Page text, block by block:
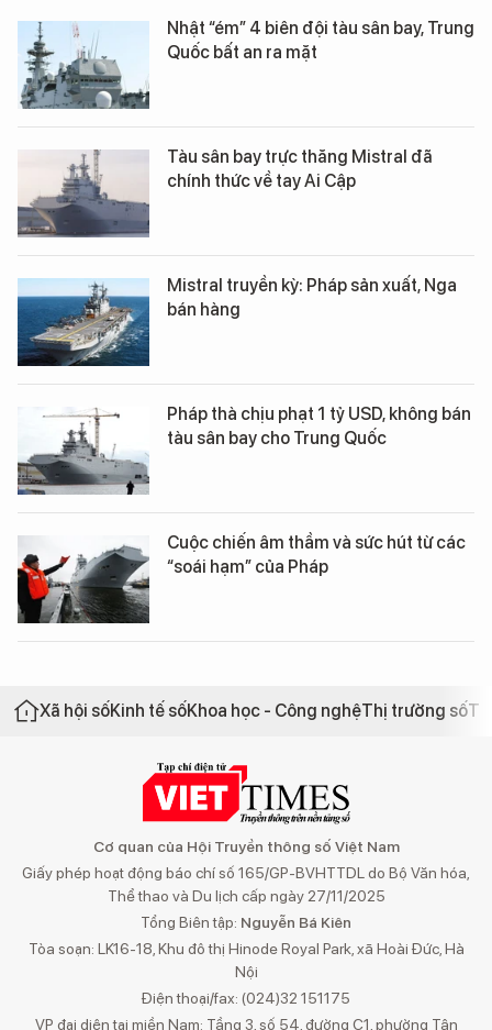
Nhật “ém” 4 biên đội tàu sân bay, Trung
Quốc bất an ra mặt
Tàu sân bay trực thăng Mistral đã
chính thức về tay Ai Cập
Mistral truyền kỳ: Pháp sản xuất, Nga
bán hàng
Pháp thà chịu phạt 1 tỷ USD, không bán
tàu sân bay cho Trung Quốc
Cuộc chiến âm thầm và sức hút từ các
“soái hạm” của Pháp
Xã hội sốKinh tế sốKhoa học - Công nghệThị trường số
Cơ quan của Hội Truyền thông số Việt Nam
Giấy phép hoạt động báo chí số 165/GP-BVHTTDL do Bộ Văn hóa,
Thể thao và Du lịch cấp ngày 27/11/2025
Tổng Biên tập: Nguyễn Bá Kiên
Tòa soạn: LK16-18, Khu đô thị Hinode Royal Park, xã Hoài Đức, Hà
Nội
Điện thoại/fax: (024)32 151175
VP đại diện tại miền Nam: Tầng 3, số 54, đường C1, phường Tân